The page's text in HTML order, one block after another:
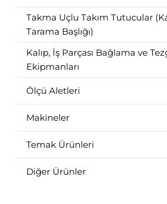
Takma Uçlu Takım Tutucular
Tarama Başlığı)
Kalıp, İş Parçası Bağlama ve
Ekipmanları
Ölçü Aletleri
Makineler
Temak Ürünleri
Diğer Ürünler